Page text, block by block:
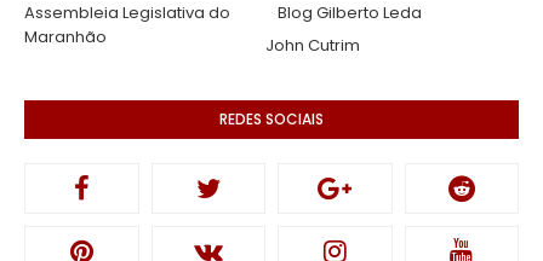
Assembleia Legislativa do
Maranhão
Blog Gilberto Leda
John Cutrim
REDES SOCIAIS